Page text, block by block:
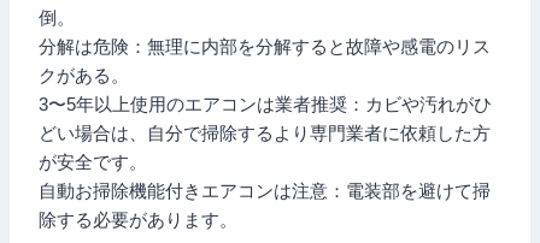
倒。
分解は危険：無理に内部を分解すると故障や感電のリス
クがある。
3〜5年以上使用のエアコンは業者推奨：カビや汚れがひ
どい場合は、自分で掃除するより専門業者に依頼した方
が安全です。
自動お掃除機能付きエアコンは注意：電装部を避けて掃
除する必要があります。